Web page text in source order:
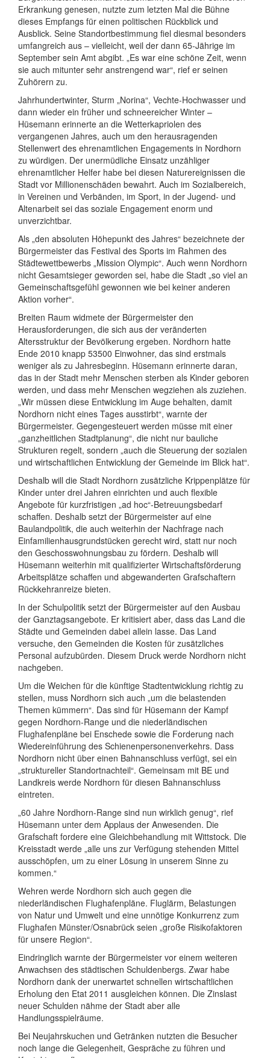
Erkrankung genesen, nutzte zum letzten Mal die Bühne
dieses Empfangs für einen politischen Rückblick und
Ausblick. Seine Standortbestimmung fiel diesmal besonders
umfangreich aus – vielleicht, weil der dann 65-Jährige im
September sein Amt abgibt. „Es war eine schöne Zeit, wenn
sie auch mitunter sehr anstrengend war“, rief er seinen
Zuhörern zu.
Jahrhundertwinter, Sturm „Norina“, Vechte-Hochwasser und
dann wieder ein früher und schneereicher Winter –
Hüsemann erinnerte an die Wetterkapriolen des
vergangenen Jahres, auch um den herausragenden
Stellenwert des ehrenamtlichen Engagements in Nordhorn
zu würdigen. Der unermüdliche Einsatz unzähliger
ehrenamtlicher Helfer habe bei diesen Naturereignissen die
Stadt vor Millionenschäden bewahrt. Auch im Sozialbereich,
in Vereinen und Verbänden, im Sport, in der Jugend- und
Altenarbeit sei das soziale Engagement enorm und
unverzichtbar.
Als „den absoluten Höhepunkt des Jahres“ bezeichnete der
Bürgermeister das Festival des Sports im Rahmen des
Städtewettbewerbs „Mission Olympic“. Auch wenn Nordhorn
nicht Gesamtsieger geworden sei, habe die Stadt „so viel an
Gemeinschaftsgefühl gewonnen wie bei keiner anderen
Aktion vorher“.
Breiten Raum widmete der Bürgermeister den
Herausforderungen, die sich aus der veränderten
Altersstruktur der Bevölkerung ergeben. Nordhorn hatte
Ende 2010 knapp 53500 Einwohner, das sind erstmals
weniger als zu Jahresbeginn. Hüsemann erinnerte daran,
das in der Stadt mehr Menschen sterben als Kinder geboren
werden, und dass mehr Menschen wegziehen als zuziehen.
„Wir müssen diese Entwicklung im Auge behalten, damit
Nordhorn nicht eines Tages ausstirbt“, warnte der
Bürgermeister. Gegengesteuert werden müsse mit einer
„ganzheitlichen Stadtplanung“, die nicht nur bauliche
Strukturen regelt, sondern „auch die Steuerung der sozialen
und wirtschaftlichen Entwicklung der Gemeinde im Blick hat“.
Deshalb will die Stadt Nordhorn zusätzliche Krippenplätze für
Kinder unter drei Jahren einrichten und auch flexible
Angebote für kurzfristigen „ad hoc“-Betreuungsbedarf
schaffen. Deshalb setzt der Bürgermeister auf eine
Baulandpolitik, die auch weiterhin der Nachfrage nach
Einfamilienhausgrundstücken gerecht wird, statt nur noch
den Geschosswohnungsbau zu fördern. Deshalb will
Hüsemann weiterhin mit qualifizierter Wirtschaftsförderung
Arbeitsplätze schaffen und abgewanderten Grafschaftern
Rückkehranreize bieten.
In der Schulpolitik setzt der Bürgermeister auf den Ausbau
der Ganztagsangebote. Er kritisiert aber, dass das Land die
Städte und Gemeinden dabei allein lasse. Das Land
versuche, den Gemeinden die Kosten für zusätzliches
Personal aufzubürden. Diesem Druck werde Nordhorn nicht
nachgeben.
Um die Weichen für die künftige Stadtentwicklung richtig zu
stellen, muss Nordhorn sich auch „um die belastenden
Themen kümmern“. Das sind für Hüsemann der Kampf
gegen Nordhorn-Range und die niederländischen
Flughafenpläne bei Enschede sowie die Forderung nach
Wiedereinführung des Schienenpersonenverkehrs. Dass
Nordhorn nicht über einen Bahnanschluss verfügt, sei ein
„struktureller Standortnachteil“. Gemeinsam mit BE und
Landkreis werde Nordhorn für diesen Bahnanschluss
eintreten.
„60 Jahre Nordhorn-Range sind nun wirklich genug“, rief
Hüsemann unter dem Applaus der Anwesenden. Die
Grafschaft fordere eine Gleichbehandlung mit Wittstock. Die
Kreisstadt werde „alle uns zur Verfügung stehenden Mittel
ausschöpfen, um zu einer Lösung in unserem Sinne zu
kommen.“
Wehren werde Nordhorn sich auch gegen die
niederländischen Flughafenpläne. Fluglärm, Belastungen
von Natur und Umwelt und eine unnötige Konkurrenz zum
Flughafen Münster/Osnabrück seien „große Risikofaktoren
für unsere Region“.
Eindringlich warnte der Bürgermeister vor einem weiteren
Anwachsen des städtischen Schuldenbergs. Zwar habe
Nordhorn dank der unerwartet schnellen wirtschaftlichen
Erholung den Etat 2011 ausgleichen können. Die Zinslast
neuer Schulden nähme der Stadt aber alle
Handlungsspielräume.
Bei Neujahrskuchen und Getränken nutzten die Besucher
noch lange die Gelegenheit, Gespräche zu führen und